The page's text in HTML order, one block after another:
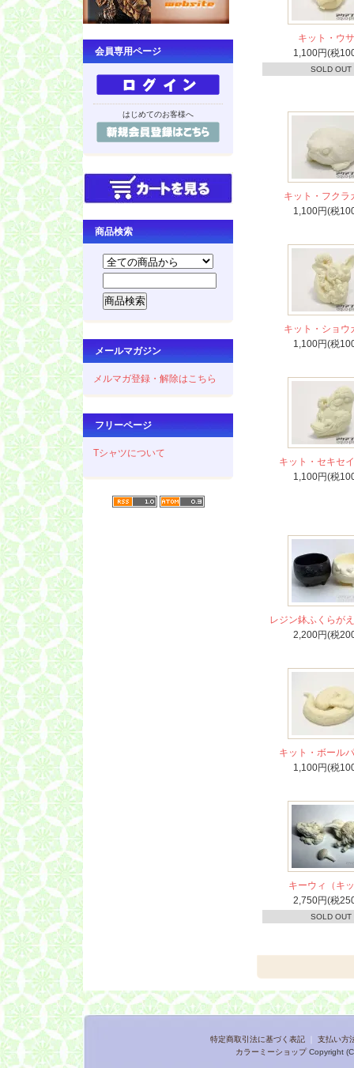
会員専用ページ
はじめてのお客様へ
商品検索
メールマガジン
メルマガ登録・解除はこちら
フリーページ
Tシャツについて
キット・ウ
1,100円(税
SOLD OUT
キット・フクラ
1,100円(税
キット・ショウ
1,100円(税
キット・セキセ
1,100円(税
レジン鉢ふくらが
2,200円(税
キット・ボール
1,100円(税
キーウィ（キ
2,750円(税
SOLD OUT
特定商取引法に基づく表記
支払い方
カラーミーショップCopyright